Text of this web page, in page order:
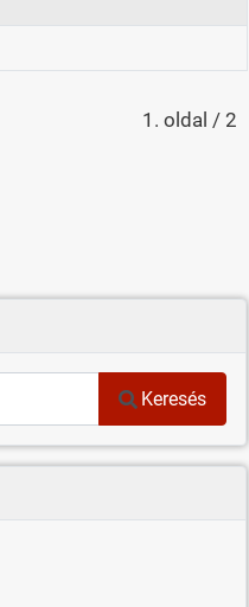
1. oldal / 2
Keresés